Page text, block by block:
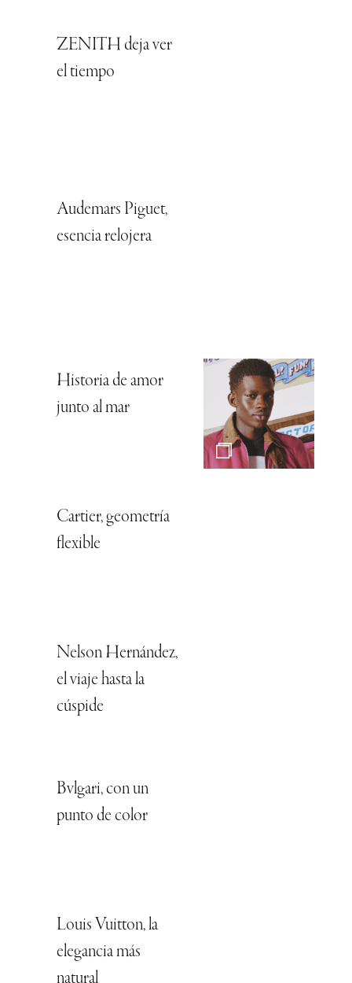
ZENITH deja ver
el tiempo
Audemars Piguet,
esencia relojera
Historia de amor
junto al mar
Cartier, geometría
flexible
Nelson Hernández,
el viaje hasta la
cúspide
Bvlgari, con un
punto de color
Louis Vuitton, la
elegancia más